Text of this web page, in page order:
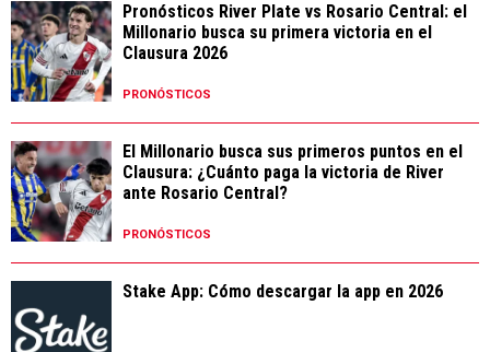
Pronósticos River Plate vs Rosario Central: el
Millonario busca su primera victoria en el
Clausura 2026
PRONÓSTICOS
El Millonario busca sus primeros puntos en el
Clausura: ¿Cuánto paga la victoria de River
ante Rosario Central?
PRONÓSTICOS
Stake App: Cómo descargar la app en 2026